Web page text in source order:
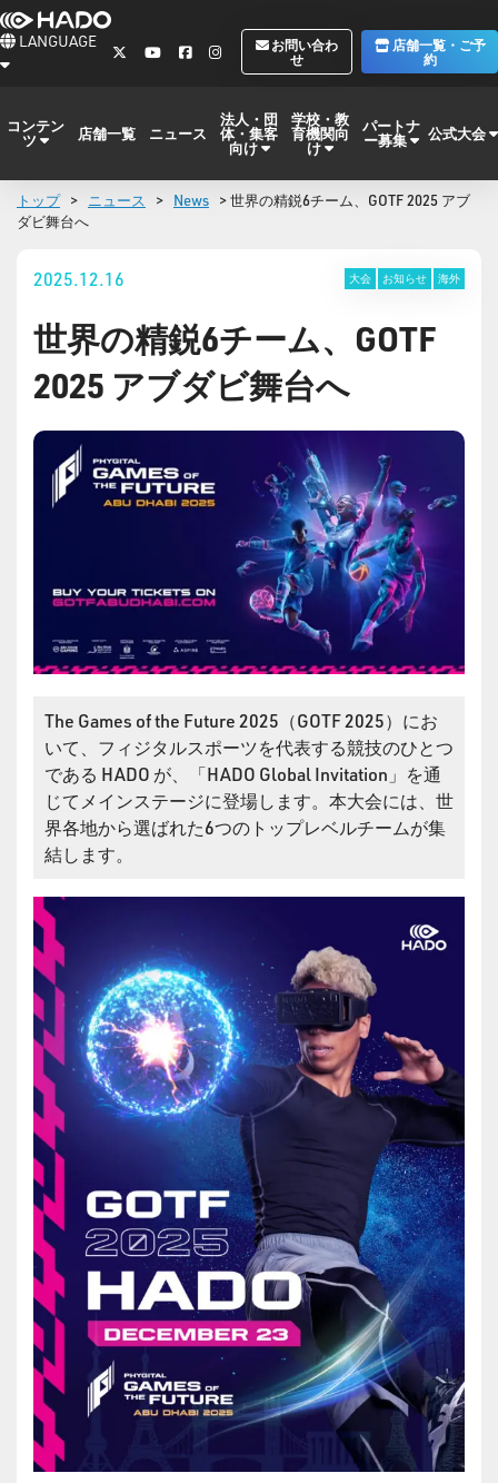
LANGUAGE
お問い合わ
せ
店舗一覧・ご予
約
コンテン
ツ 店舗一覧 ニュース
法人・団
体・集客
向け
学校・教
育機関向
け
パートナ
ー募集 公式大会
トップ > ニュース > News > 世界の精鋭6チーム、GOTF 2025 アブ
ダビ舞台へ
2025.12.16 大会 お知らせ 海外
世界の精鋭6チーム、GOTF
2025 アブダビ舞台へ
The Games of the Future 2025（GOTF 2025）にお
いて、フィジタルスポーツを代表する競技のひとつ
である HADO が、「HADO Global Invitation」を通
じてメインステージに登場します。本大会には、世
界各地から選ばれた6つのトップレベルチームが集
結します。